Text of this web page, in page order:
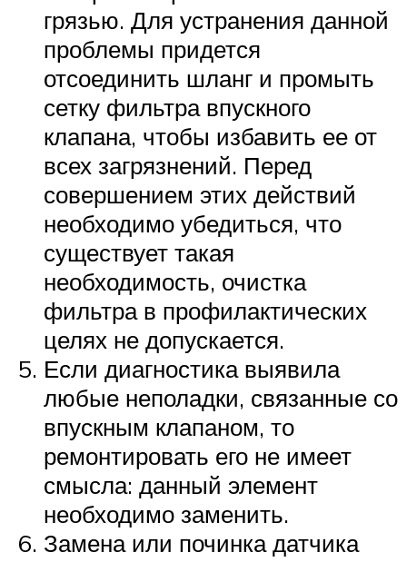
грязью. Для устранения данной
проблемы придется
отсоединить шланг и промыть
сетку фильтра впускного
клапана, чтобы избавить ее от
всех загрязнений. Перед
совершением этих действий
необходимо убедиться, что
существует такая
необходимость, очистка
фильтра в профилактических
целях не допускается.
Если диагностика выявила
любые неполадки, связанные со
впускным клапаном, то
ремонтировать его не имеет
смысла: данный элемент
необходимо заменить.
Замена или починка датчика